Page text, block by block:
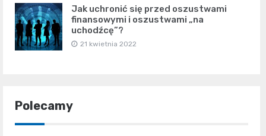
Jak uchronić się przed oszustwami
finansowymi i oszustwami „na
uchodźcę”?
21 kwietnia 2022
Polecamy